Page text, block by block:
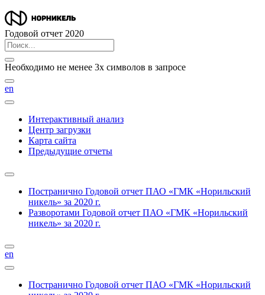
Годовой отчет 2020
Необходимо не менее 3х символов в запросе
en
Интерактивный анализ
Центр загрузки
Карта сайта
Предыдущие отчеты
Постранично Годовой отчет ПАО «ГМК «Норильский
никель» за 2020 г.
Разворотами Годовой отчет ПАО «ГМК «Норильский
никель» за 2020 г.
en
Постранично Годовой отчет ПАО «ГМК «Норильский